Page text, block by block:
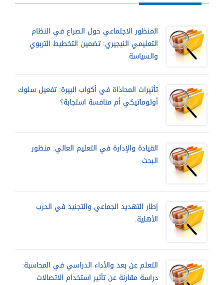
المنظور الاجتماعي حول الصراع في النظام
التعليمي النيجيري: تضمين التخطيط التربوي
والسياسة
تأثيرات المحاذاة في أكواب البيرة: تفعيل سلوك
أوتوماتيكي أم منافسة استجابة؟
القيادة والإدارة في التعليم العالي: منظور
البحث
إطار التهديد الجماعي والتجنيد في الحرب
الأهلية.
التعلم عن بعد والأداء الدراسي في المحاسبة:
دراسة مقارنة عن تأثير استخدام الاتصالات